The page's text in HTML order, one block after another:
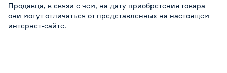
Продавца, в связи с чем, на дату приобретения товара
они могут отличаться от представленных на настоящем
интернет-сайте.